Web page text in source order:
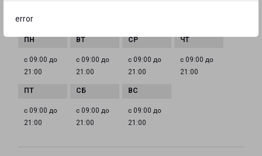
error
ГРАФИК РАБОТЫ
с 09:00 до
21:00
с 09:00 до
21:00
с 09:00 до
21:00
с 09:00 до
21:00
с 09:00 до
21:00
с 09:00 до
21:00
с 09:00 до
21:00